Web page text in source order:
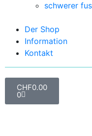
schwerer
Der Shop
Information
Kontakt
CHF0.00
0